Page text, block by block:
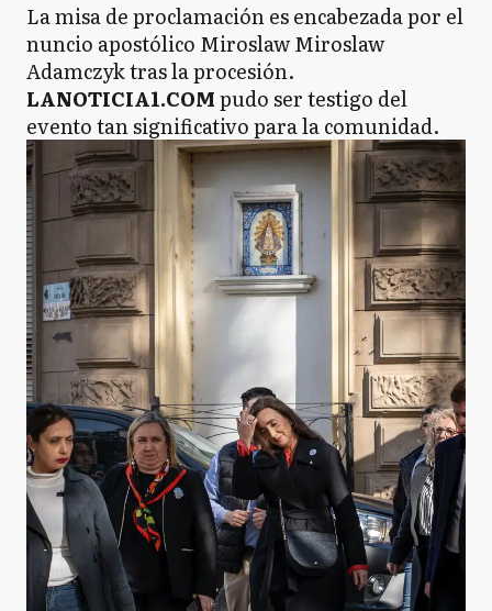
La misa de proclamación es encabezada por el
nuncio apostólico Miroslaw Miroslaw
Adamczyk tras la procesión.
LANOTICIA1.COMpudo ser testigo del
evento tan significativo para la comunidad.